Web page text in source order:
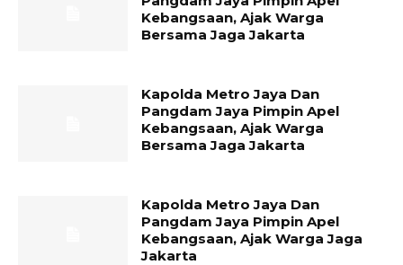
Kebangsaan, Ajak Warga
Bersama Jaga Jakarta
Kapolda Metro Jaya Dan
Pangdam Jaya Pimpin Apel
Kebangsaan, Ajak Warga
Bersama Jaga Jakarta
Kapolda Metro Jaya Dan
Pangdam Jaya Pimpin Apel
Kebangsaan, Ajak Warga Jaga
Jakarta